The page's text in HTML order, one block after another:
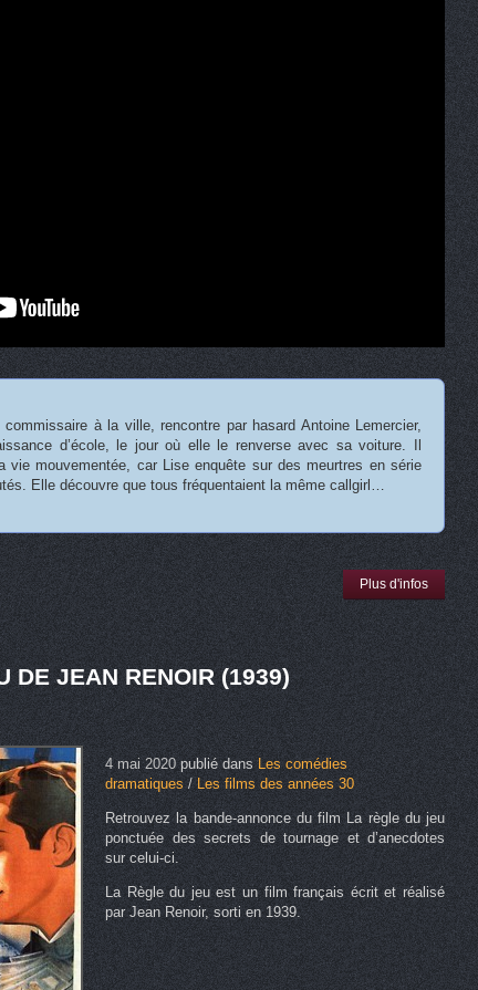
commissaire à la ville, rencontre par hasard Antoine Lemercier,
d’école, le jour où elle le renverse avec sa voiture. Il
vie mouvementée, car Lise enquête sur des meurtres en série
Elle découvre que tous fréquentaient la même callgirl…
Plus d'infos
DE JEAN RENOIR (1939)
4 mai 2020publié dansLes comédies
dramatiques / Les films des années 30
Retrouvez la bande-annonce du film La règle du jeu
ponctuée des secrets de tournage et d’anecdotes
sur celui-ci.
La Règle du jeu est un film français écrit et réalisé
par Jean Renoir, sorti en 1939.